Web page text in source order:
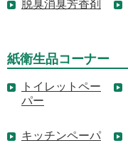
脱臭消臭芳香剤
紙衛生品コーナー
トイレットペー
パー
キッチンペーパ